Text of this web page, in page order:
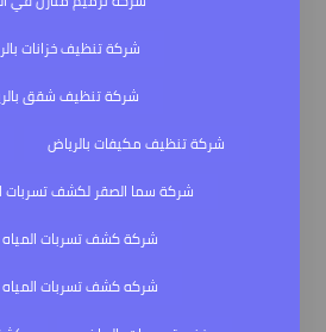
شركة تنظيف خزانات
شركة تنظيف شقق
شركة تنظيف مكيفات بالرياض
شركة سما الصقر لكشف تسربات
شركة كشف تسربات المياه
شركه كشف تسربات المياه